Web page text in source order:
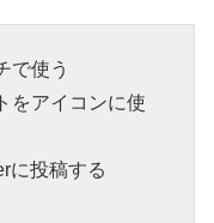
で使う
をアイコンに使
に投稿する